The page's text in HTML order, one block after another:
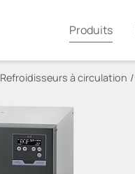
Produits
Refroidisseurs à circulation